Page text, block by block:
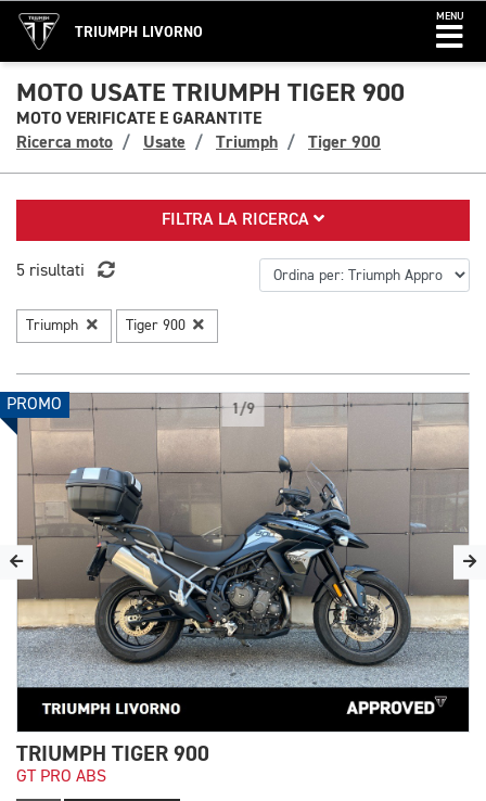
TRIUMPH LIVORNO
MENU
MOTO USATE TRIUMPH TIGER 900
MOTO VERIFICATE E GARANTITE
Ricerca moto
Usate Triumph Tiger 900
FILTRA LA RICERCA
5 risultati
Triumph Tiger 900
PROMO 1/9
TRIUMPH TIGER 900
GT PRO ABS